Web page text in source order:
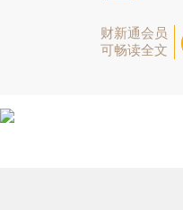
财新通会员
可畅读全文